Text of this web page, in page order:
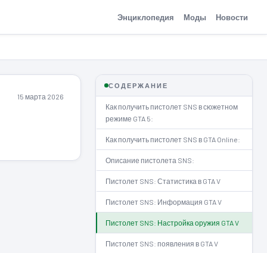
Энциклопедия Моды Новости
15 марта 2026
СОДЕРЖАНИЕ
Как получить пистолет SNS в сюжетном
режиме GTA 5:
Как получить пистолет SNS в GTA Online:
Описание пистолета SNS:
Пистолет SNS: Статистика в GTA V
Пистолет SNS: Информация GTA V
Пистолет SNS: Настройка оружия GTA V
Пистолет SNS: появления в GTA V